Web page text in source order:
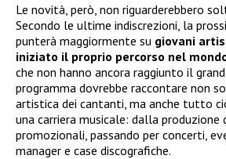
Le novità, però, non riguarderebbero
Secondo le ultime indiscrezioni, la
punterà maggiormente su giovani
iniziato il proprio percorso nel
che non hanno ancora raggiunto il
programma dovrebbe raccontare non
artistica dei cantanti, ma anche tutto
una carriera musicale: dalla
promozionali, passando per concerti,
manager e case discografiche.